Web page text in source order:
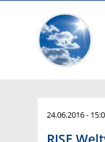
24.06.2016 -